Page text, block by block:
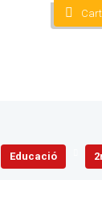
Cart
Educació